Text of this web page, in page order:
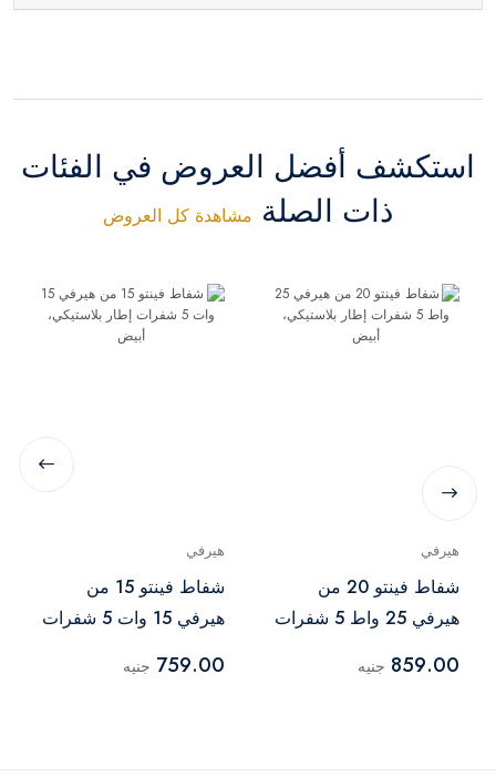
استكشف أفضل العروض في الفئات
ذات الصلة مشاهدة كل العروض
هيرفي
شفاط فينتو 20 من
هيرفي 25 واط 5 شفرات
859.00 جنيه
هيرفي
شفاط فينتو 15 من
هيرفي 15 وات 5 شفرات
759.00 جنيه